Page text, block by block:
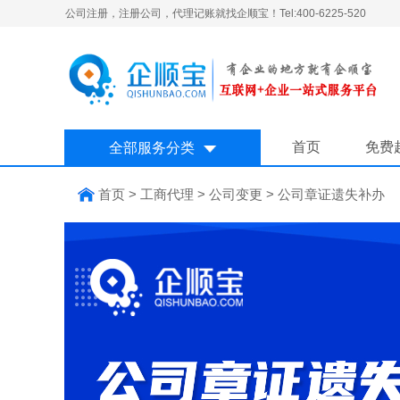
公司注册，注册公司，代理记账就找企顺宝！Tel:400-6225-520
全部服务分类 首页 免费
首页 > 工商代理 > 公司变更 > 公司章证遗失补办